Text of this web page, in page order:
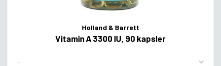
Holland & Barrett
Vitamin A 3300 IU, 90 kapsler